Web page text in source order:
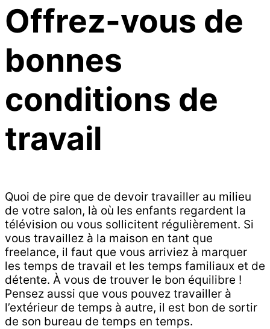
Offrez-vous de
bonnes
conditions de
travail
Quoi de pire que de devoir travailler au milieu
de votre salon, là où les enfants regardent la
télévision ou vous sollicitent régulièrement. Si
vous travaillez à la maison en tant que
freelance, il faut que vous arriviez à marquer
les temps de travail et les temps familiaux et de
détente. À vous de trouver le bon équilibre !
Pensez aussi que vous pouvez travailler à
l’extérieur de temps à autre, il est bon de sortir
de son bureau de temps en temps.